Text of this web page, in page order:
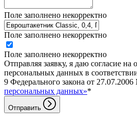
Поле заполнено некорректно
Поле заполнено некорректно
Поле заполнено некорректно
Отправляя заявку, я даю согласие на
персональных данных в
9 Федерального закона от
персональных данных»*
Отправить